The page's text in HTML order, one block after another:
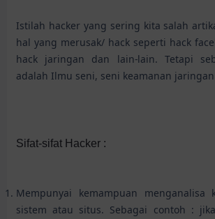
Istilah hacker yang sering kita salah
hal yang merusak/ hack seperti hack
hack jaringan dan lain-lain. Tetapi
adalah Ilmu seni, seni keamanan
Sifat-sifat Hacker :
Mempunyai kemampuan menganalisa
sistem atau situs. Sebagai contoh :